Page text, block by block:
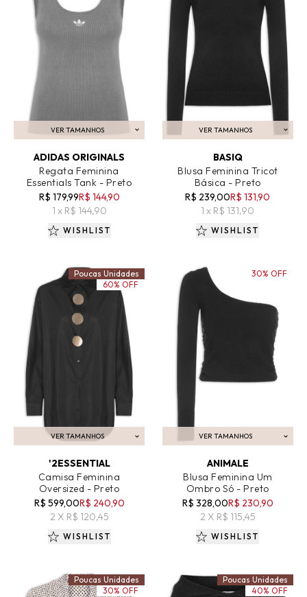
VER TAMANHOS
ADICIONAR AO CARRINHO
ADIDAS ORIGINALS
Regata Feminina
Essentials Tank - Preto
R$ 179,99R$ 144,90
1 x R$ 144,90
WISHLIST
VER TAMANHOS
ADICIONAR AO CARRINHO
BASIQ
Blusa Feminina Tricot
Básica - Preto
R$ 239,00R$ 131,90
1 x R$ 131,90
WISHLIST
VER TAMANHOS
ADICIONAR AO CARRINHO
'2ESSENTIAL
Camisa Feminina
Oversized - Preto
R$ 599,00R$ 240,90
2 X R$ 120,45
Poucas Unidades
60% OFF
WISHLIST
VER TAMANHOS
ADICIONAR AO CARRINHO
ANIMALE
Blusa Feminina Um
Ombro Só - Preto
R$ 328,00R$ 230,90
2 X R$ 115,45
30% OFF
WISHLIST
Poucas Unidades
30% OFF
Poucas Unidades
40% OFF